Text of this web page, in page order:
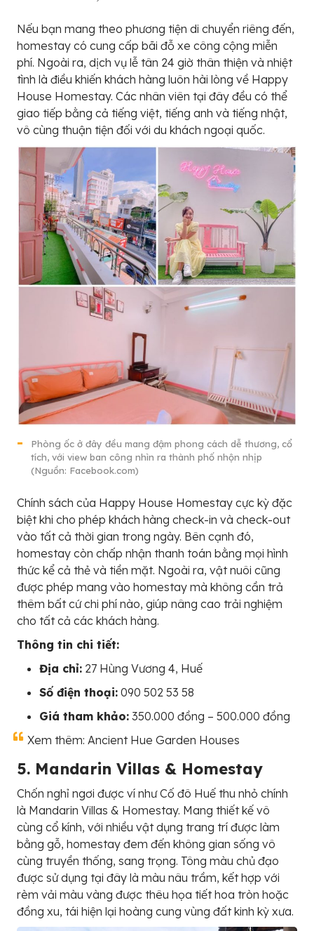
Nếu bạn mang theo phương tiện di chuyển riêng đến,
homestay có cung cấp bãi đỗ xe công cộng miễn
phí. Ngoài ra, dịch vụ lễ tân 24 giờ thân thiện và nhiệt
tình là điều khiến khách hàng luôn hài lòng về Happy
House Homestay. Các nhân viên tại đây đều có thể
giao tiếp bằng cả tiếng việt, tiếng anh và tiếng nhật,
vô cùng thuận tiện đối với du khách ngoại quốc.
Phòng ốc ở đây đều mang đậm phong cách dễ thương, cổ
tích, với view ban công nhìn ra thành phố nhộn nhịp
(Nguồn: Facebook.com)
Chính sách của Happy House Homestay cực kỳ đặc
biệt khi cho phép khách hàng check-in và check-out
vào tất cả thời gian trong ngày. Bên cạnh đó,
homestay còn chấp nhận thanh toán bằng mọi hình
thức kể cả thẻ và tiền mặt. Ngoài ra, vật nuôi cũng
được phép mang vào homestay mà không cần trả
thêm bất cứ chi phí nào, giúp nâng cao trải nghiệm
cho tất cả các khách hàng.
Thông tin chi tiết:
Địa chỉ: 27 Hùng Vương 4, Huế
Số điện thoại: 090 502 53 58
Giá tham khảo: 350.000 đồng – 500.000 đồng
Xem thêm: Ancient Hue Garden Houses
5. Mandarin Villas & Homestay
Chốn nghỉ ngơi được ví như Cố đô Huế thu nhỏ chính
là Mandarin Villas & Homestay. Mang thiết kế vô
cùng cổ kính, với nhiều vật dụng trang trí được làm
bằng gỗ, homestay đem đến không gian sống vô
cùng truyền thống, sang trọng. Tông màu chủ đạo
được sử dụng tại đây là màu nâu trầm, kết hợp với
rèm vải màu vàng được thêu họa tiết hoa tròn hoặc
đồng xu, tái hiện lại hoàng cung vùng đất kinh kỳ xưa.